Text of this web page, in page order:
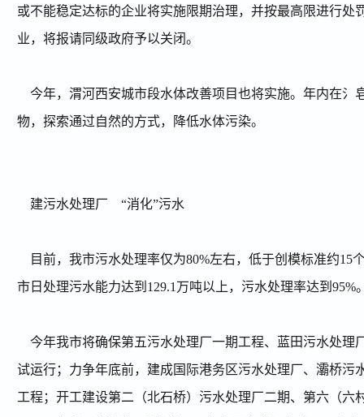
或不能稳定达标的企业将实施限期治理，并按最高限进行处
业，将报请同级政府予以关闭。
今年，渭河西安城市段水体改善项目也将实施。年内在氵
物，探索通过自然的方式，降低水体污染。
建污水处理厂 “消化”污水
目前，我市污水处理率仅为80%左右，低于创模标准约15
市日处理污水能力达到 129.1 万吨以上，污水处理率达到 95%
今年我市将确保第五污水处理厂一期工程、蓝田污水处理
试运行；力争年底前，建成国际港务区污水处理厂、灞桥污
工程；开工建设第二（北石桥）污水处理厂二期、第六（六